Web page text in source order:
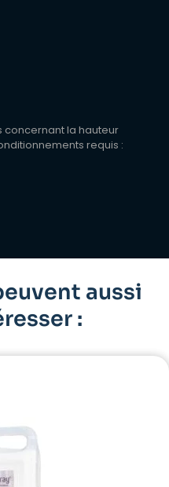
concernant la hauteur
requis :
aussi
: